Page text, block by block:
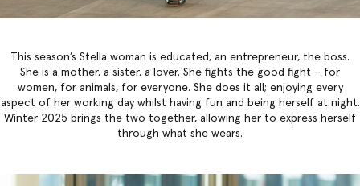
This season’s Stella woman is educated, an entrepreneur, the boss.
She is a mother, a sister, a lover. She fights the good fight – for
women, for animals, for everyone. She does it all; enjoying every
aspect of her working day whilst having fun and being herself at night.
Winter 2025 brings the two together, allowing her to express herself
through what she wears.